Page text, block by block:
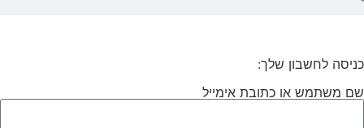
כניסה לחשבון שלך:
שם משתמש או כתובת אימייל